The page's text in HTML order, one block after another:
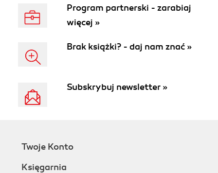
Program partnerski - zarabiaj
więcej »
Brak książki? - daj nam znać »
Subskrybuj newsletter »
Twoje Konto
Księgarnia